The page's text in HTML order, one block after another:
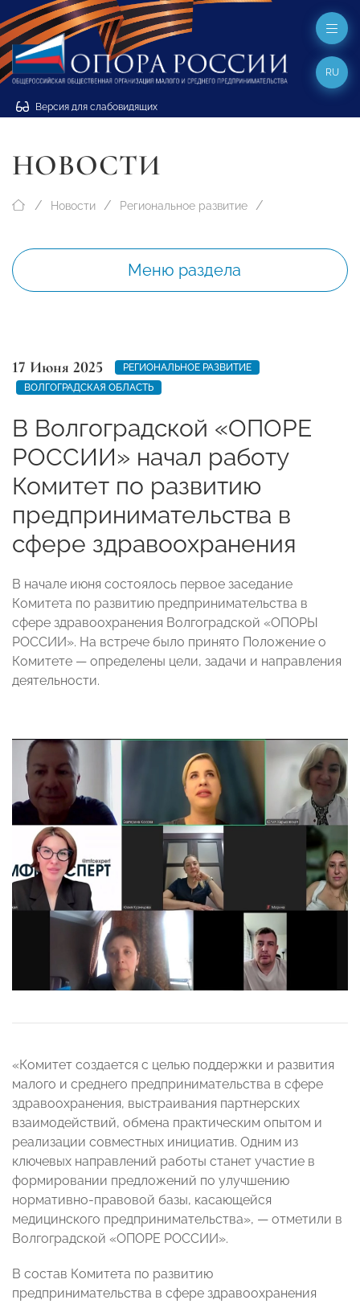
Версия для слабовидящих
RU
НОВОСТИ
Новости Региональное развитие
Меню раздела
17 Июня 2025
РЕГИОНАЛЬНОЕ РАЗВИТИЕ
ВОЛГОГРАДСКАЯ ОБЛАСТЬ
В Волгоградской «ОПОРЕ
РОССИИ» начал работу
Комитет по развитию
предпринимательства в
сфере здравоохранения
В начале июня состоялось первое заседание
Комитета по развитию предпринимательства в
сфере здравоохранения Волгоградской «ОПОРЫ
РОССИИ». На встрече было принято Положение о
Комитете — определены цели, задачи и направления
деятельности.
«Комитет создается с целью поддержки и развития
малого и среднего предпринимательства в сфере
здравоохранения, выстраивания партнерских
взаимодействий, обмена практическим опытом и
реализации совместных инициатив. Одним из
ключевых направлений работы станет участие в
формировании предложений по улучшению
нормативно-правовой базы, касающейся
медицинского предпринимательства», — отметили в
Волгоградской «ОПОРЕ РОССИИ».
В состав Комитета по развитию
предпринимательства в сфере здравоохранения